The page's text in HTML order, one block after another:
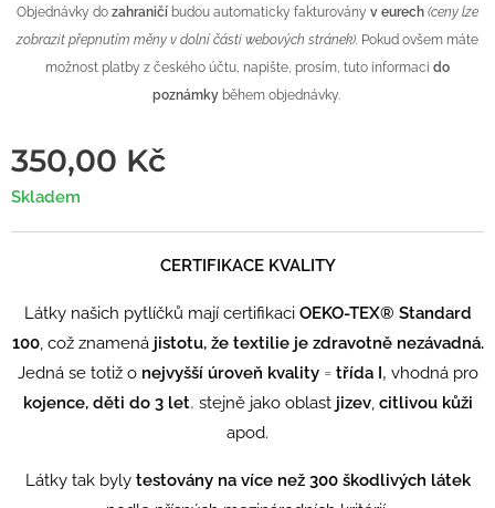
Objednávky do zahraničí budou automaticky fakturovány v eurech (ceny lze
zobrazit přepnutím měny v dolní části webových stránek). Pokud ovšem máte
možnost platby z českého účtu, napište, prosím, tuto informaci do
poznámky během objednávky.
350,00 Kč
Skladem
CERTIFIKACE KVALITY
Látky našich pytlíčků mají certifikaci OEKO-TEX® Standard
100, což znamená jistotu, že textilie je zdravotně nezávadná.
Jedná se totiž o nejvyšší úroveň kvality = třída I, vhodná pro
kojence, děti do 3 let, stejně jako oblast jizev,citlivou kůži
apod.
Látky tak byly testovány na více než 300 škodlivých látek